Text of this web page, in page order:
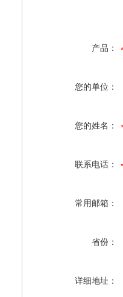
产品：
您的单位：
您的姓名：
联系电话：
常用邮箱：
省份：
详细地址：